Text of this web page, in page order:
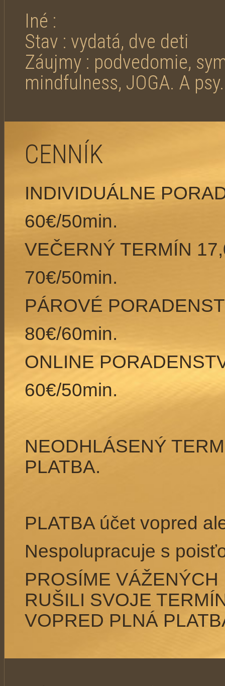
Iné :
Stav : vydatá, dve deti
Záujmy : podvedomie,
mindfulness, JOGA. A psy.
CENNÍK
INDIVIDUÁLNE
60€/50min.
VEČERNÝ TERMÍN
70€/50min.
PÁROVÉ
80€/60min.
ONLINE
60€/50min.
NEODHLÁSENÝ
PLATBA.
PLATBA účet vopred
Nespolupracuje s
PROSÍME VÁŽENÝCH
RUŠILI SVOJE
VOPRED PLNÁ